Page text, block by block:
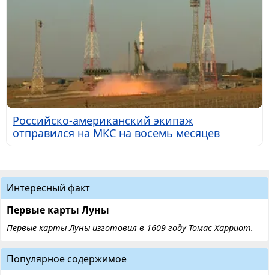
Российско-американский экипаж
отправился на МКС на восемь месяцев
Интересный факт
Первые карты Луны
Первые карты Луны изготовил в 1609 году Томас Харриот.
Популярное содержимое